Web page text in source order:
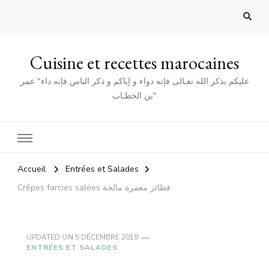
Cuisine et recettes marocaines
عليكم بذكر الله تعـالى فإنه دواء و إياكم و ذكر الناس فإنه داء" عمر
بن الخطـاب"
Accueil
Entrées et Salades
Crêpes farcies salées فطائر معمرة مالحة
UPDATED ON 5 DÉCEMBRE 2019
ENTRÉES ET SALADES